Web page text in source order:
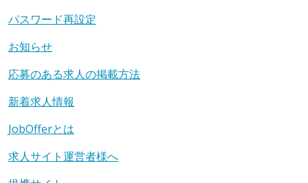
パスワード再設定
お知らせ
応募のある求人の掲載方法
新着求人情報
JobOfferとは
求人サイト運営者様へ